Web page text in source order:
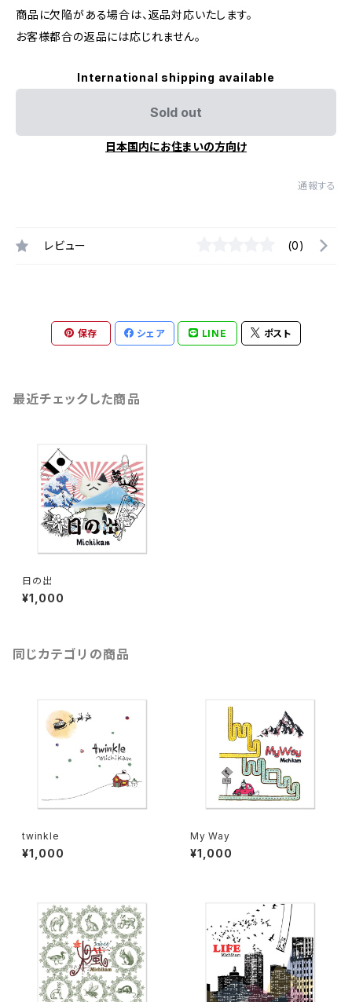
商品に欠陥がある場合は、返品対応いたします。
お客様都合の返品には応じれません。
International shipping available
Sold out
日本国内にお住まいの方向け
通報する
レビュー (0)
保存 シェア LINE ポスト
最近チェックした商品
日の出
¥1,000
同じカテゴリの商品
twinkle
¥1,000
My Way
¥1,000